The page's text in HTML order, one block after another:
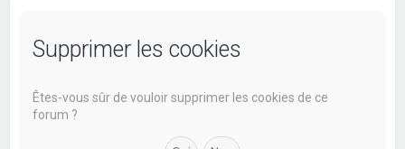
Supprimer les cookies
Êtes-vous sûr de vouloir supprimer les cookies de ce
forum ?